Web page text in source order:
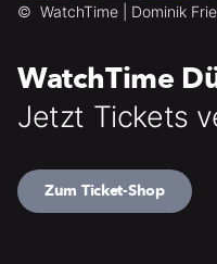
© WatchTime | Dominik
WatchTime
Jetzt Tickets
Zum Ticket-Shop